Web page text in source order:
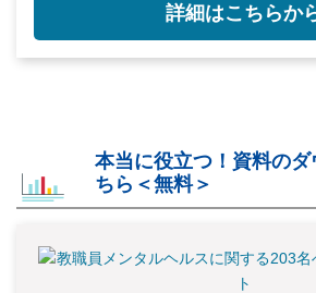
詳細はこちらか
本当に役立つ！資料のダ
ちら＜無料＞